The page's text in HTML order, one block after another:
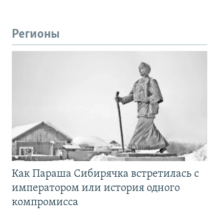
Регионы
Как Параша Сибирячка встретилась с
императором или история одного
компромисса